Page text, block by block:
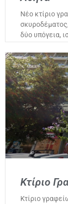
Νέο κτίριο
δύο υπόγεια,
Κτίριο
Κτίριο